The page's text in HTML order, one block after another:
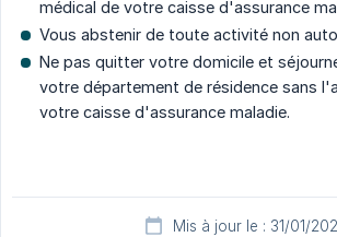
médical de votre caisse d'assurance
Vous abstenir de toute activité non
Ne pas quitter votre domicile et
votre département de résidence sans
votre caisse d'assurance maladie.
Mis à jour le : 31/01/